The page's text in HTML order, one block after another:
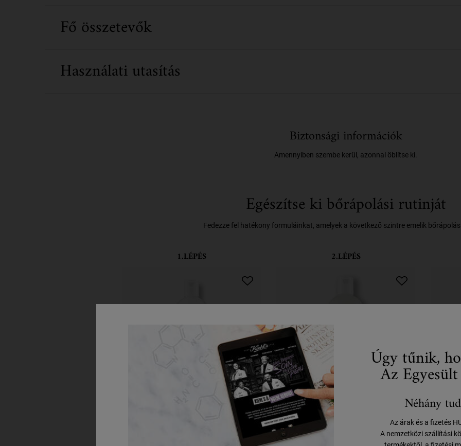
Fő összetevők
Használati utasítás
Biztonsági információk
Amennyiben szembe kerül, azonnal öblítse ki.
Egészítse ki bőrápolási rutinját
Fedezze fel hatékony formuláinkat, amelyek a következő szintre emelik
1.LÉPÉS
Nourishing Olive Fruit Oil
2.LÉPÉS
Nourishing Olive Fruit Oil
Conditioner
Úgy tűnik,
Az
Néhány
Az árak és a fizetés
A nemzetközi szállítási